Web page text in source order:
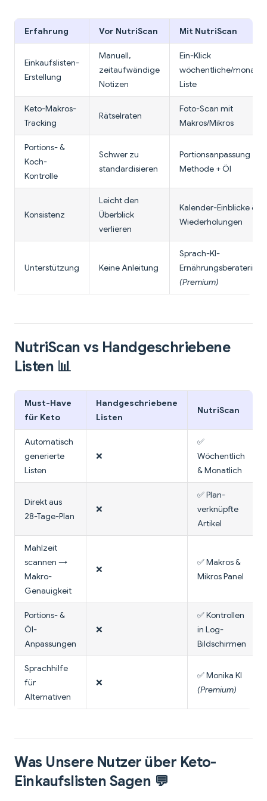
Erfahrung Vor NutriScan Mit NutriScan
Einkaufslisten-
Erstellung
Manuell,
zeitaufwändige
Notizen
Ein-Klick
wöchentliche/
Liste
Keto-Makros-
Tracking
Rätselraten
Foto-Scan mit
Makros/Mikros
Portions- &
Koch-
Kontrolle
Schwer zu
standardisieren
Portionsanpassung +
Methode + Öl
Konsistenz
Leicht den
Überblick
verlieren
Kalender-Einblicke &
Wiederholungen
Unterstützung Keine Anleitung
Sprach-KI-
Ernährungsberaterin
(Premium)
NutriScan vs Handgeschriebene
Listen 📊
Must-Have
für Keto
Handgeschriebene
Listen
NutriScan
Automatisch
generierte
Listen
❌
✅
Wöchentlich
& Monatlich
Direkt aus
28-Tage-Plan
❌
✅ Plan-
verknüpfte
Artikel
Mahlzeit
scannen →
Makro-
Genauigkeit
❌
✅ Makros &
Mikros Panel
Portions- &
Öl-
Anpassungen
❌
✅ Kontrollen
in Log-
Bildschirmen
Sprachhilfe
für
Alternativen
❌
✅ Monika KI
(Premium)
Was Unsere Nutzer über Keto-
Einkaufslisten Sagen 💬